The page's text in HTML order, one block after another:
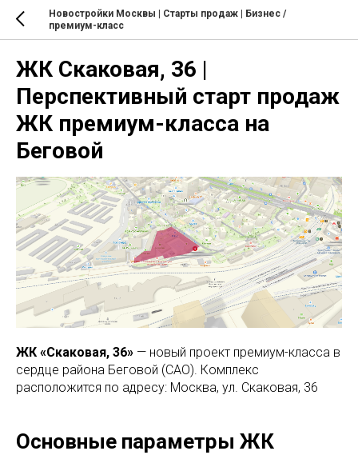
Новостройки Москвы | Старты продаж | Бизнес /
премиум-класс
ЖК Скаковая, 36 |
Перспективный старт продаж
ЖК премиум-класса на
Беговой
ЖК «Скаковая, 36» — новый проект премиум-класса в
сердце района Беговой (САО). Комплекс
расположится по адресу: Москва, ул. Скаковая, 36
Основные параметры ЖК